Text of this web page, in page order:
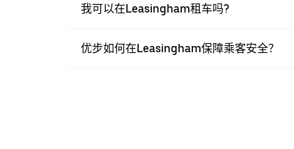
我可以在Leasingham租车吗?
优步如何在Leasingham保障乘客安全？